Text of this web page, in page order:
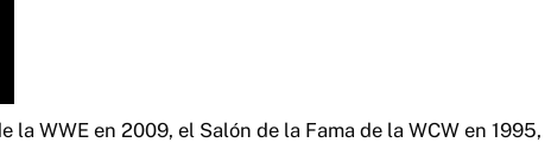
WWE en 2009, el Salón de la Fama de la WCW en 1995,